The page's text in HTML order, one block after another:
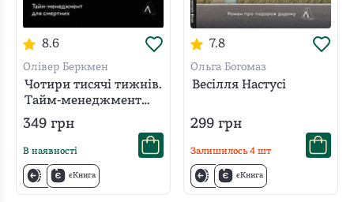
8.6
Олівер Беркмен
Чотири тисячі тижнів.
Тайм-менеджмент
для смертних
349 грн
В наявності
єКнига
7.8
Ольга Богомаз
Весілля Настусі
299 грн
Залишилось 4 шт
єКнига